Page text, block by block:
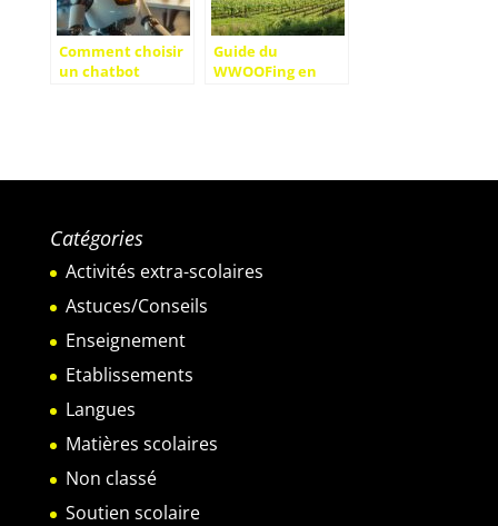
Comment choisir
un chatbot
Guide du
WWOOFing en
Catégories
Activités extra-scolaires
Astuces/Conseils
Enseignement
Etablissements
Langues
Matières scolaires
Non classé
Soutien scolaire